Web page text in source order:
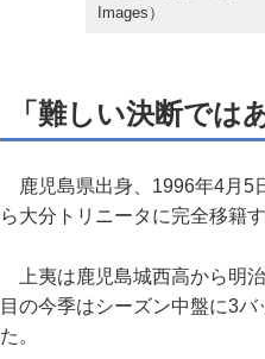
Images）
「難しい決断では
鹿児島県出身、1996年4月5
ら大分トリニータに完全移籍
上夷は鹿児島城西高から明
目の今季はシーズン中盤に3
た。